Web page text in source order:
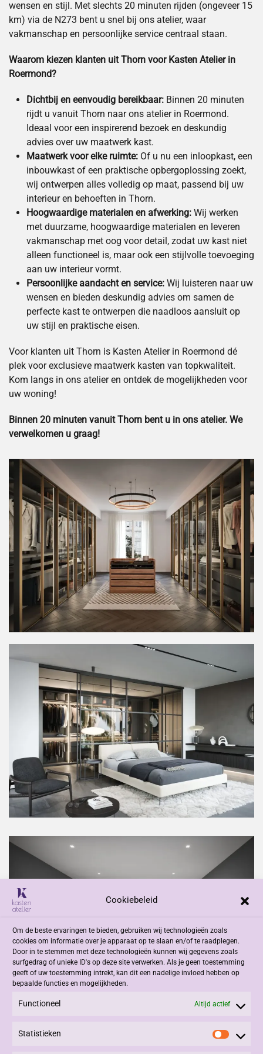
Cookiebeleid
Om de beste ervaringen te bieden, gebruiken wij technologieën zoals
cookies om informatie over je apparaat op te slaan en/of te raadplegen.
Door in te stemmen met deze technologieën kunnen wij gegevens zoals
surfgedrag of unieke ID's op deze site verwerken. Als je geen toestemming
geeft of uw toestemming intrekt, kan dit een nadelige invloed hebben op
bepaalde functies en mogelijkheden.
Functioneel Altijd actief
Statistieken
wensen en stijl. Met slechts 20 minuten rijden (ongeveer 15
km) via de N273 bent u snel bij ons atelier, waar
vakmanschap en persoonlijke service centraal staan.
Waarom kiezen klanten uit Thorn voor Kasten Atelier in
Roermond?
Dichtbij en eenvoudig bereikbaar: Binnen 20 minuten
rijdt u vanuit Thorn naar ons atelier in Roermond.
Ideaal voor een inspirerend bezoek en deskundig
advies over uw maatwerk kast.
Maatwerk voor elke ruimte: Of u nu een inloopkast, een
inbouwkast of een praktische opbergoplossing zoekt,
wij ontwerpen alles volledig op maat, passend bij uw
interieur en behoeften in Thorn.
Hoogwaardige materialen en afwerking: Wij werken
met duurzame, hoogwaardige materialen en leveren
vakmanschap met oog voor detail, zodat uw kast niet
alleen functioneel is, maar ook een stijlvolle toevoeging
aan uw interieur vormt.
Persoonlijke aandacht en service: Wij luisteren naar uw
wensen en bieden deskundig advies om samen de
perfecte kast te ontwerpen die naadloos aansluit op
uw stijl en praktische eisen.
Voor klanten uit Thorn is Kasten Atelier in Roermond dé
plek voor exclusieve maatwerk kasten van topkwaliteit.
Kom langs in ons atelier en ontdek de mogelijkheden voor
uw woning!
Binnen 20 minuten vanuit Thorn bent u in ons atelier. We
verwelkomen u graag!